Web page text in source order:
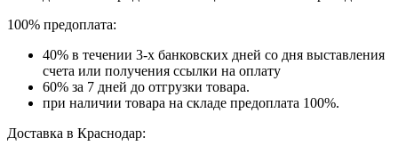
100% предоплата:
40% в течении 3-х банковских дней со дня выставления
счета или получения ссылки на оплату
60% за 7 дней до отгрузки товара.
при наличии товара на складе предоплата 100%.
Доставка в Краснодар: